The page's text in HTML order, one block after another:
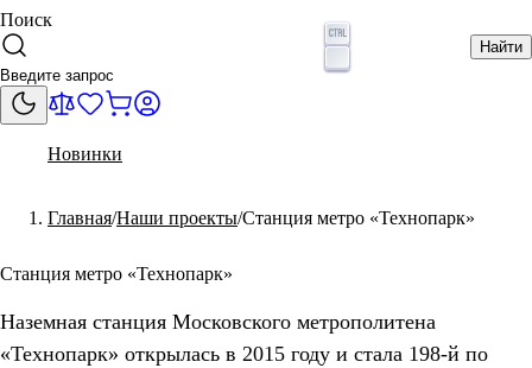
Поиск
Найти
Новинки
Главная Наши проекты Станция метро «Технопарк»
Станция метро «Технопарк»
Наземная станция Московского метрополитена
«Технопарк» открылась в 2015 году и стала 198-й по